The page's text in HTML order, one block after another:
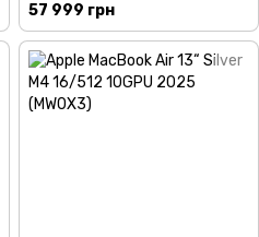
57 999 грн